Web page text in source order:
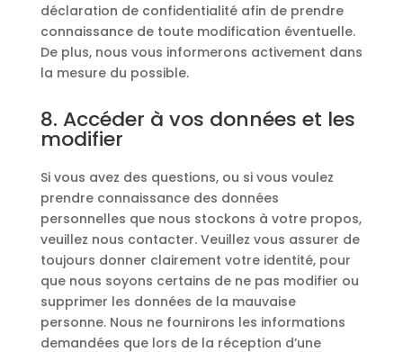
déclaration de confidentialité afin de prendre
connaissance de toute modification éventuelle.
De plus, nous vous informerons activement dans
la mesure du possible.
8. Accéder à vos données et les
modifier
Si vous avez des questions, ou si vous voulez
prendre connaissance des données
personnelles que nous stockons à votre propos,
veuillez nous contacter. Veuillez vous assurer de
toujours donner clairement votre identité, pour
que nous soyons certains de ne pas modifier ou
supprimer les données de la mauvaise
personne. Nous ne fournirons les informations
demandées que lors de la réception d’une